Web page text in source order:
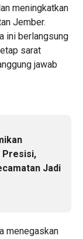
meningkatkan
Jember.
ini berlangsung
sarat
jawab
Presisi,
Jadi
menegaskan